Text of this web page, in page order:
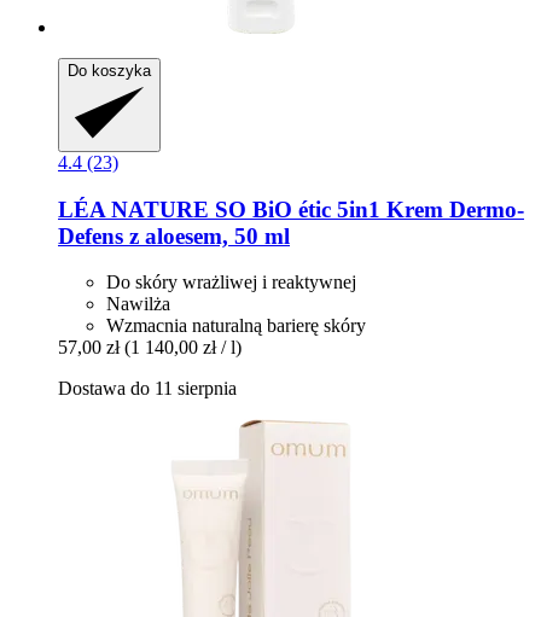
Do koszyka
4.4 (23)
LÉA NATURE SO BiO étic 5in1 Krem Dermo-​
Defens z aloesem, 50 ml
Do skóry wrażliwej i reaktywnej
Nawilża
Wzmacnia naturalną barierę skóry
57,00 zł (1 140,00 zł / l)
Dostawa do 11 sierpnia